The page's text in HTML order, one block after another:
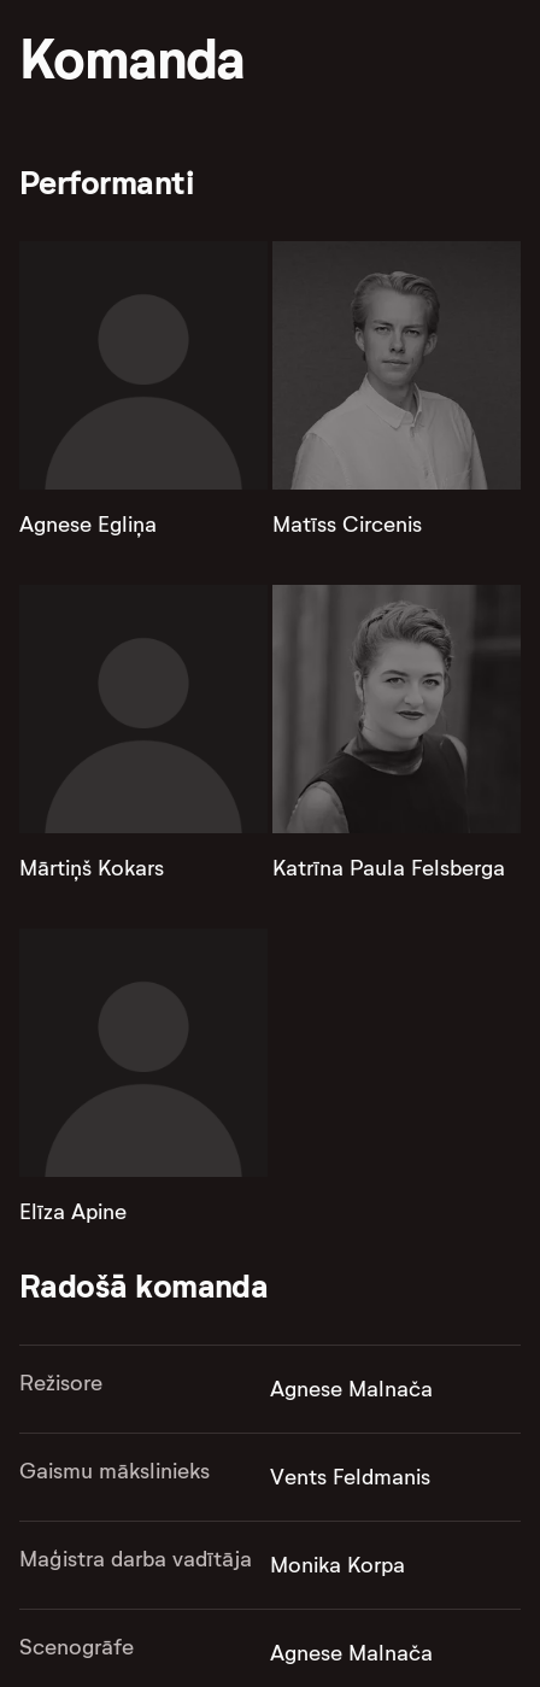
Komanda
Performanti
Agnese Egliņa Matīss Circenis
Mārtiņš Kokars Katrīna Paula Felsberga
Elīza Apine
Radošā komanda
Režisore Agnese Malnača
Gaismu mākslinieks Vents Feldmanis
Maģistra darba vadītāja Monika Korpa
Scenogrāfe Agnese Malnača